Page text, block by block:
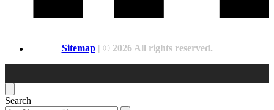
Sitemap| © 2026 All rights reserved.
Search